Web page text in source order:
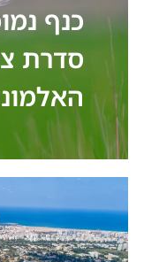
כנף
סדרת